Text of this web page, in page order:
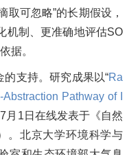
取可忽略”的长期假设，
机制、更准确地评估SO
据。
支持。研究成果以“Ra
Pathway of I
月1日在线发表于《自然
。北京大学环境科学与